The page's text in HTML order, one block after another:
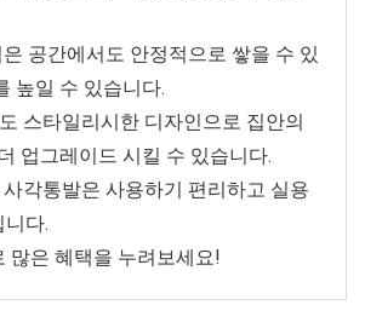
공간에서도 안정적으로 쌓을 수 있
높일 수 있습니다.
스타일리시한 디자인으로 집안의
업그레이드 시킬 수 있습니다.
각통발은 사용하기 편리하고 실용
다.
많은 혜택을 누려보세요!